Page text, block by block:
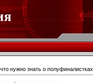
нужно знать о полуфиналистках